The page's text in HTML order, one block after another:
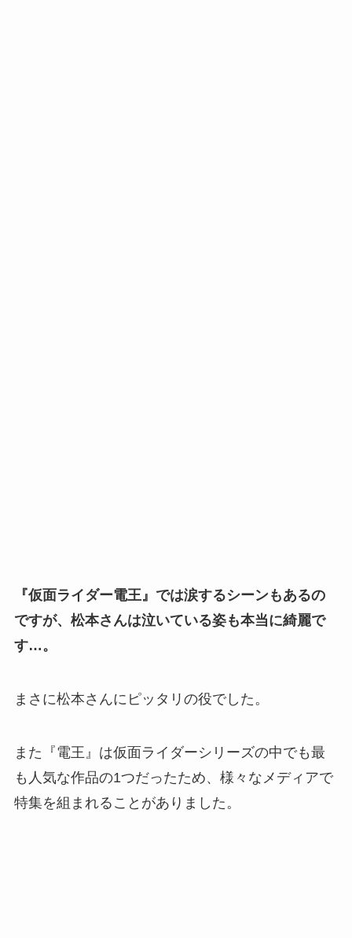
『仮面ライダー電王』では涙するシーンもあるの
ですが、松本さんは泣いている姿も本当に綺麗で
す…。
まさに松本さんにピッタリの役でした。
また『電王』は仮面ライダーシリーズの中でも最
も人気な作品の1つだったため、様々なメディアで
特集を組まれることがありました。